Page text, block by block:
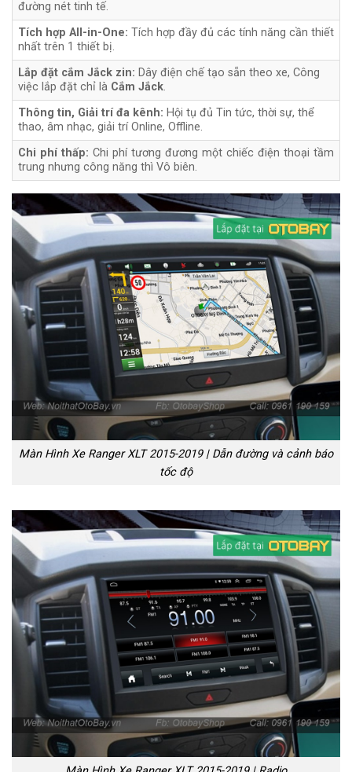
đường nét tinh tế.
Tích hợp All-in-One: Tích hợp đầy đủ các tính năng cần thiết
nhất trên 1 thiết bị.
Lắp đặt cắm Jắck zin: Dây điện chế tạo sẵn theo xe, Công
việc lắp đặt chỉ là Cắm Jắck.
Thông tin, Giải trí đa kênh: Hội tụ đủ Tin tức, thời sự, thể
thao, âm nhạc, giải trí Online, Offline.
Chi phí thấp: Chi phí tương đương một chiếc điện thoại tầm
trung nhưng công năng thì Vô biên.
Màn Hình Xe Ranger XLT 2015-2019 | Dẫn đường và cảnh báo
tốc độ